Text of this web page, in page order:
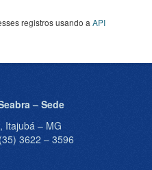
registros usando a API
– Sede
Itajubá – MG
3622 – 3596